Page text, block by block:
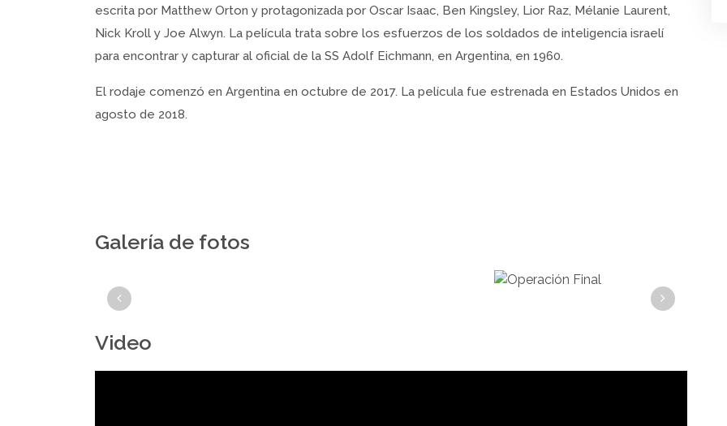
escrita por Matthew Orton y protagonizada por Oscar Isaac, Ben Kingsley, Lior Raz, Mélanie Laurent,
Nick Kroll y Joe Alwyn. La película trata sobre los esfuerzos de los soldados de inteligencia israelí
para encontrar y capturar al oficial de la SS Adolf Eichmann, en Argentina, en 1960.
El rodaje comenzó en Argentina en octubre de 2017. La película fue estrenada en Estados Unidos en
agosto de 2018.
Galería de fotos
Video